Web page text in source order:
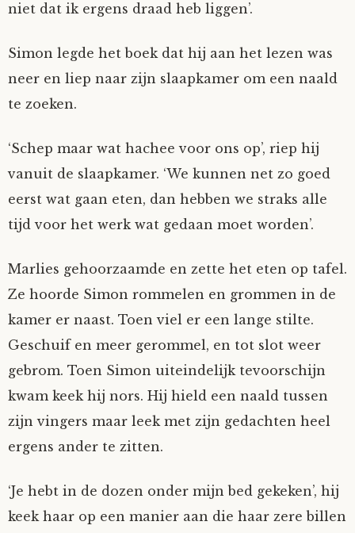
niet dat ik ergens draad heb liggen’.
Simon legde het boek dat hij aan het lezen was
neer en liep naar zijn slaapkamer om een naald
te zoeken.
‘Schep maar wat hachee voor ons op’, riep hij
vanuit de slaapkamer. ‘We kunnen net zo goed
eerst wat gaan eten, dan hebben we straks alle
tijd voor het werk wat gedaan moet worden’.
Marlies gehoorzaamde en zette het eten op tafel.
Ze hoorde Simon rommelen en grommen in de
kamer er naast. Toen viel er een lange stilte.
Geschuif en meer gerommel, en tot slot weer
gebrom. Toen Simon uiteindelijk tevoorschijn
kwam keek hij nors. Hij hield een naald tussen
zijn vingers maar leek met zijn gedachten heel
ergens ander te zitten.
‘Je hebt in de dozen onder mijn bed gekeken’, hij
keek haar op een manier aan die haar zere billen